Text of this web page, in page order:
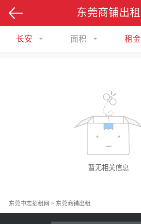
东莞商铺出租
长安 面积 租金
暂无相关信息
东莞中志招租网 > 东莞商铺出租